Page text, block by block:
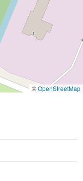
©OpenStreetMap